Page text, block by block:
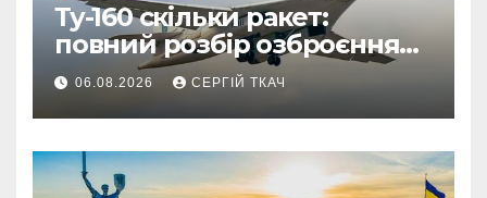
Ту-160 скільки ракет:
повний розбір озброєння
стратегічного
бомбардувальника
06.08.2026 СЕРГІЙ ТКАЧ